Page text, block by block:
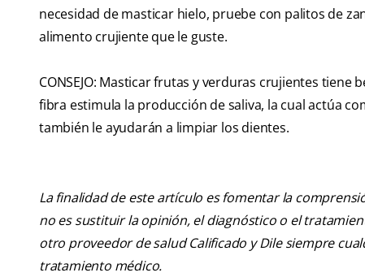
necesidad de masticar hielo, pruebe con palitos de
alimento crujiente que le guste.
CONSEJO: Masticar frutas y verduras crujientes
fibra estimula la producción de saliva, la cual actúa
también le ayudarán a limpiar los dientes.
La finalidad de este artículo es fomentar la
no es sustituir la opinión, el diagnóstico o el
otro proveedor de salud Calificado y Dile siempre
tratamiento médico.